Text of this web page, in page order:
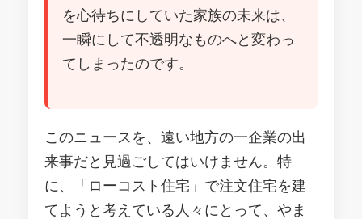
を心待ちにしていた家族の未来は、
一瞬にして不透明なものへと変わっ
てしまったのです。
このニュースを、遠い地方の一企業の出
来事だと見過ごしてはいけません。特
に、「ローコスト住宅」で注文住宅を建
てようと考えている人々にとって、やま